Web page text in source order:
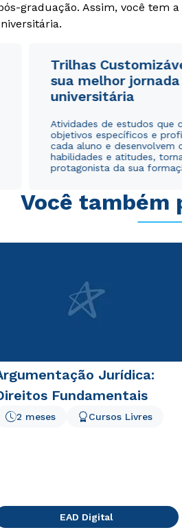
graduação. Assim, você tem
Trilhas
sua melhor jornada
universitária
Atividades de estudos que
objetivos específicos e
cada aluno e desenvolvem
habilidades e atitudes,
protagonista da sua
Você também
Jurídica:
Fundamentais
2 meses Cursos Livres
EAD Digital
WhatsApp
WhatsApp